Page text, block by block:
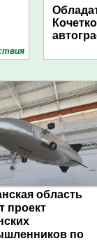
область
проект
по